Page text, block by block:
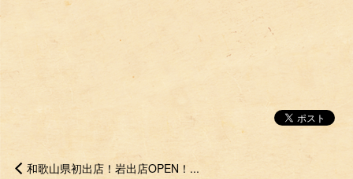
和歌山県初出店！岩出店OPEN！...